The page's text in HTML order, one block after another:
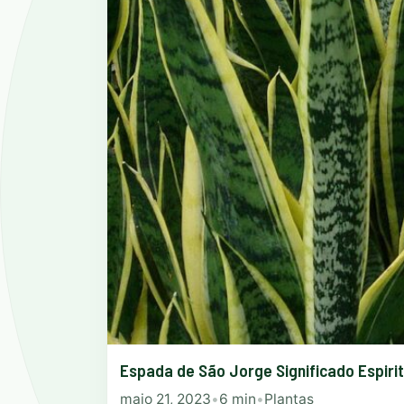
Espada de São Jorge Significado
maio 21, 2023•6 min•Plantas